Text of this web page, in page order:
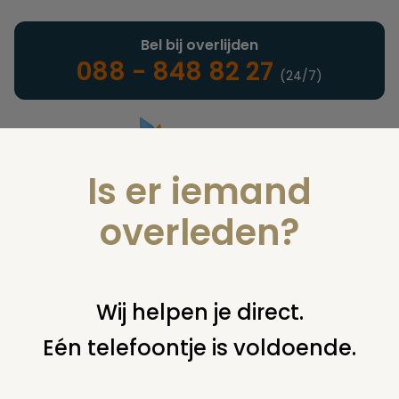
Landelijke uitvaartonderneming
Bel bij overlijden
088 - 848 82 27 (24/7)
U bent hier: home nieuws & agenda nieuws uitspraak
ombudsman na klacht ‘te laat aangeleverde
Is er iemand
overleden?
Wij helpen je direct.
Eén telefoontje is voldoende.